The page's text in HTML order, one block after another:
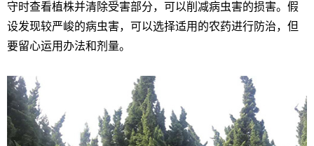
守时查看植株并清除受害部分，可以削减病虫害的损害。假
设发现较严峻的病虫害，可以选择适用的农药进行防治，但
要留心运用办法和剂量。